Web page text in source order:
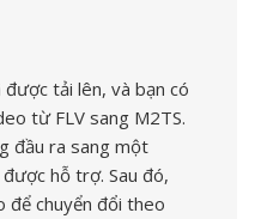
tải lên, và bạn có
từ FLV sang M2TS.
đầu ra sang một
hỗ trợ. Sau đó,
để chuyển đổi theo